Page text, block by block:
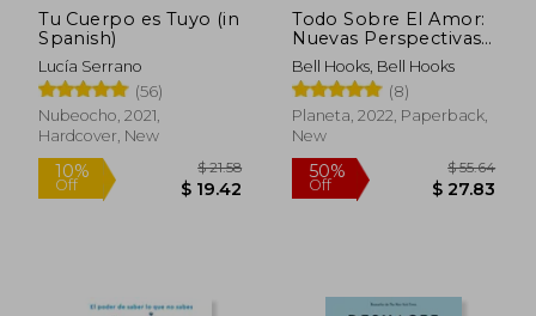
Tu Cuerpo es Tuyo (in
Spanish)
Lucía Serrano
(56)
Nubeocho, 2021,
Hardcover, New
Todo Sobre El Amor:
Nuevas Perspectivas
(in Spanish)
Bell Hooks, Bell Hooks
(8)
Planeta, 2022, Paperback,
New